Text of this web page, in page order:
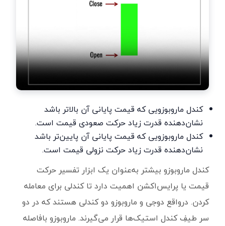
کندل ماروبوزویی که قیمت پایانی آن بالاتر باشد
نشان‌دهنده قدرت زیاد حرکت صعودی قیمت است.
کندل ماروبوزویی که قیمت پایانی آن پایین‌تر باشد
نشان‌دهنده قدرت زیاد حرکت نزولی قیمت است.
کندل ماروبوزو بیشتر به‌عنوان یک ابزار تفسیر حرکت
قیمت یا پرایس‌اکشن اهمیت دارد تا کندلی برای معامله
کردن. درواقع دوجی و ماروبوزو دو کندلی هستند که در دو
سر طیفِ کندل استیک‌ها قرار می‌گیرند. ماروبوزو بافاصله